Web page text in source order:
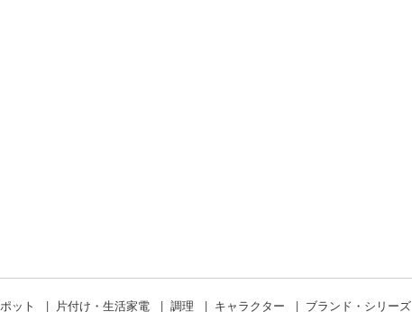
ポット 片付け・生活家電 調理 キャラクター ブランド・シリーズ